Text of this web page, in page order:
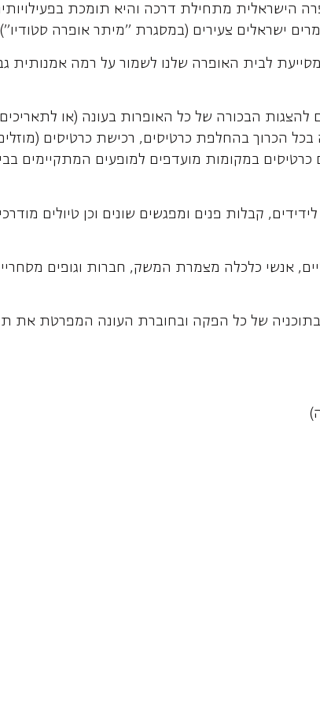
הישראלית מתחילת דרכה והיא תומכת
ישראלים צעירים (במסגרת "מיתר אופרה סטודיו")
לבית האופרה שלנו לשמור על רמה אמנותית
להצגות הבכורה של כל האופרות בעונה (או
בכל הכרוך בהחלפת כרטיסים, רכישת כרטיסים
כרטיסים במקומות מועדפים למופעים המתקיימים
קבלות פנים ומפגשים שונים וכן טיולים
אנשי כלכלה מצמרת המשק, חברות וגופים
בתוכניה של כל הפקה ובחוברת העונה המפרטת את